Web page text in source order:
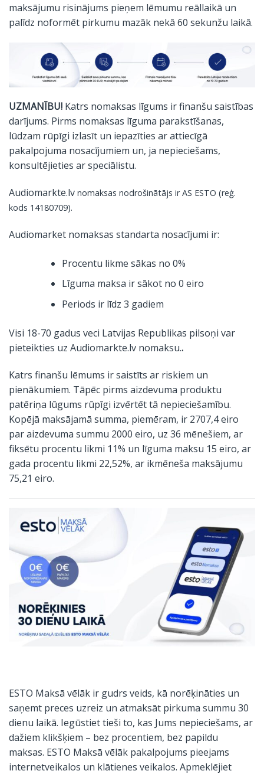
maksājumu risinājums pieņem lēmumu reāllaikā un
palīdz noformēt pirkumu mazāk nekā 60 sekunžu laikā.
UZMANĪBU! Katrs nomaksas līgums ir finanšu saistības
darījums. Pirms nomaksas līguma parakstīšanas,
lūdzam rūpīgi izlasīt un iepazīties ar attiecīgā
pakalpojuma nosacījumiem un, ja nepieciešams,
konsultējieties ar speciālistu.
Audiomarkte.lv nomaksas nodrošinātājs ir AS ESTO (reģ.
kods 14180709).
Audiomarket nomaksas standarta nosacījumi ir:
Procentu likme sākas no 0%
Līguma maksa ir sākot no 0 eiro
Periods ir līdz 3 gadiem
Visi 18-70 gadus veci Latvijas Republikas pilsoņi var
pieteikties uz Audiomarkte.lv nomaksu..
Katrs finanšu lēmums ir saistīts ar riskiem un
pienākumiem. Tāpēc pirms aizdevuma produktu
patēriņa lūgums rūpīgi izvērtēt tā nepieciešamību.
Kopējā maksājamā summa, piemēram, ir 2707,4 eiro
par aizdevuma summu 2000 eiro, uz 36 mēnešiem, ar
fiksētu procentu likmi 11% un līguma maksu 15 eiro, ar
gada procentu likmi 22,52%, ar ikmēneša maksājumu
75,21 eiro.
ESTO Maksā vēlāk ir gudrs veids, kā norēķināties un
saņemt preces uzreiz un atmaksāt pirkuma summu 30
dienu laikā. Iegūstiet tieši to, kas Jums nepieciešams, ar
dažiem klikšķiem – bez procentiem, bez papildu
maksas. ESTO Maksā vēlāk pakalpojums pieejams
internetveikalos un klātienes veikalos. Apmeklējiet